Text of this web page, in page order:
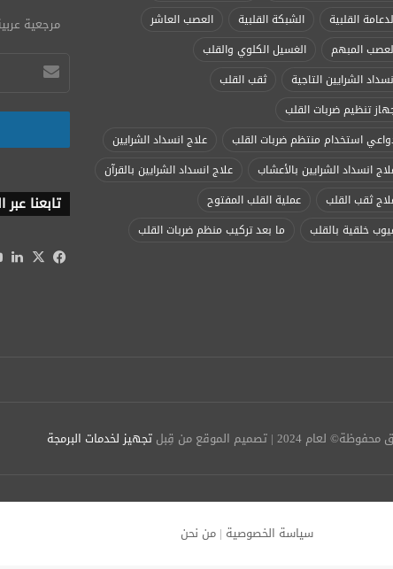
القلبية
الشبكة القلبية
العصب العاشر
المبهم
الغسيل الكلوي والقلب
الشرايين التاجية
ثقب القلب
تنظيم ضربات القلب
استخدام منتظم ضربات القلب
علاج انسداد الشرايين
انسداد الشرايين بالأعشاب
علاج انسداد الشرايين بالقرآن
ثقب القلب
عملية القلب المفتوح
خلقية بالقلب
ما بعد تركيب منظم ضربات القلب
مرجعية
تابعنا
فيسبوك
‫X
2024 | تصميم الموقع من قِبل تجهيز لخدمات البرمجة
سياسة الخصوصية | من نحن